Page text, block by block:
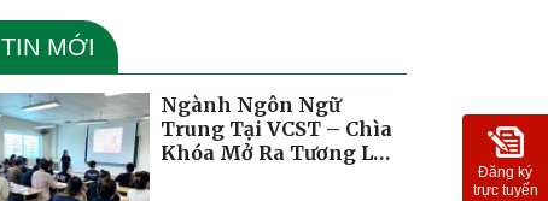
TIN MỚI
Ngành Ngôn Ngữ
Trung Tại VCST – Chìa
Khóa Mở Ra Tương Lai
Đăng ký
trực tuyến